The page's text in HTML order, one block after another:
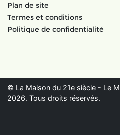
Plan de site
Termes et conditions
Politique de confidentialité
© La Maison du 21e siècle - Le
2026. Tous droits réservés.